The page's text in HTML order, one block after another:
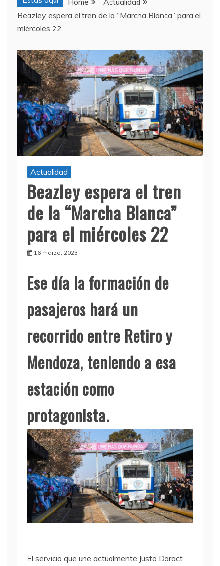
Home
Actualidad
Beazley espera el tren de la “Marcha Blanca” para el
miércoles 22
Actualidad
Beazley espera el tren
de la “Marcha Blanca”
para el miércoles 22
16 marzo, 2023
Ese día la formación de
pasajeros hará un
recorrido entre Retiro y
Mendoza, teniendo a esa
estación como
protagonista.
El servicio que une actualmente Justo Daract